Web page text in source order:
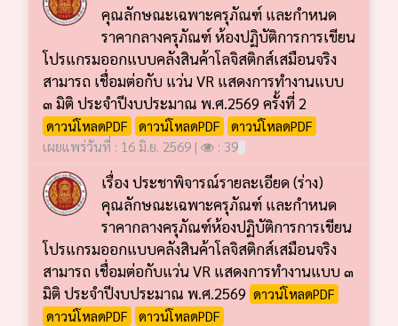
คุณลักษณะเฉพาะครุภัณฑ์ และกำหนด
ราคากลางครุภัณฑ์ ห้องปฏิบัติการการเขียน
โปรแกรมออกแบบคลังสินค้าโลจิสติกส์เสมือนจริง
สามารถ เชื่อมต่อกับ แว่น VR แสดงการทำงานแบบ
๓ มิติ ประจำปีงบประมาณ พ.ศ.2569 ครั้งที่ 2
ดาวน์โหลดPDF ดาวน์โหลดPDF
ดาวน์โหลดPDF
เผยแพร่วันที่ : 16 มิ.ย. 2569 |
: 39
เรื่อง ประชาพิจารณ์รายละเอียด (ร่าง)
คุณลักษณะเฉพาะครุภัณฑ์ และกำหนด
ราคากลางครุภัณฑ์ห้องปฏิบัติการการเขียน
โปรแกรมออกแบบคลังสินค้าโลจิสติกส์เสมือนจริง
สามารถ เชื่อมต่อกับแว่น VR แสดงการทำงานแบบ ๓
มิติ ประจำปีงบประมาณ พ.ศ.2569 ดาวน์โหลดPDF
ดาวน์โหลดPDF
ดาวน์โหลดPDF